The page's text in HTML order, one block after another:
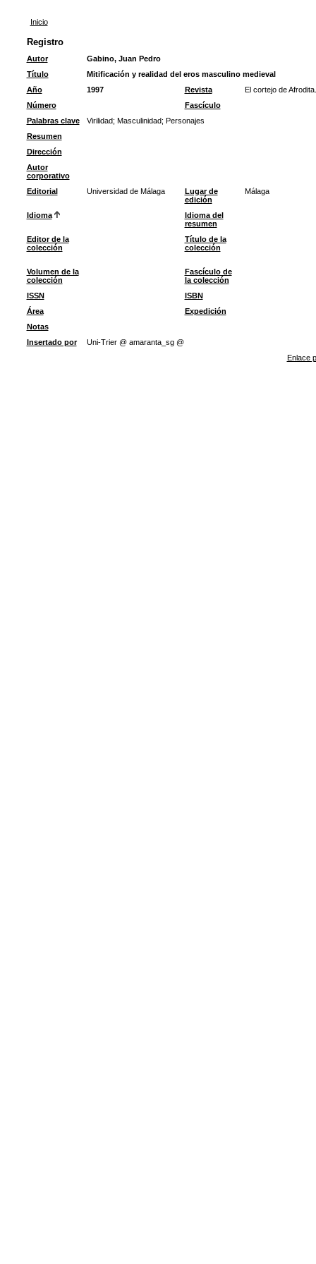
Inicio
Registro
Autor
Gabino, Juan Pedro
Título
Mitificación y realidad del eros masculino medieval
Año
1997 Revista
El cortejo de
Número
Fascículo
Palabras clave
Virilidad; Masculinidad; Personajes
Resumen
Dirección
Autor
corporativo
Editorial
Universidad de Málaga
Lugar de
edición
Málaga
Idioma
Idioma del
resumen
Editor de la
colección
Título de la
colección
Volumen de la
colección
Fascículo de
la colección
ISSN
ISBN
Área
Expedición
Notas
Insertado por
Uni-Trier @ amaranta_sg @
Enlace